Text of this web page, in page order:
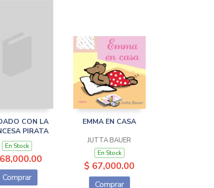
CON LA
PIRATA
En Stock
Comprar
EMMA EN CASA
JUTTA BAUER
En Stock
$ 67,000.00
Comprar